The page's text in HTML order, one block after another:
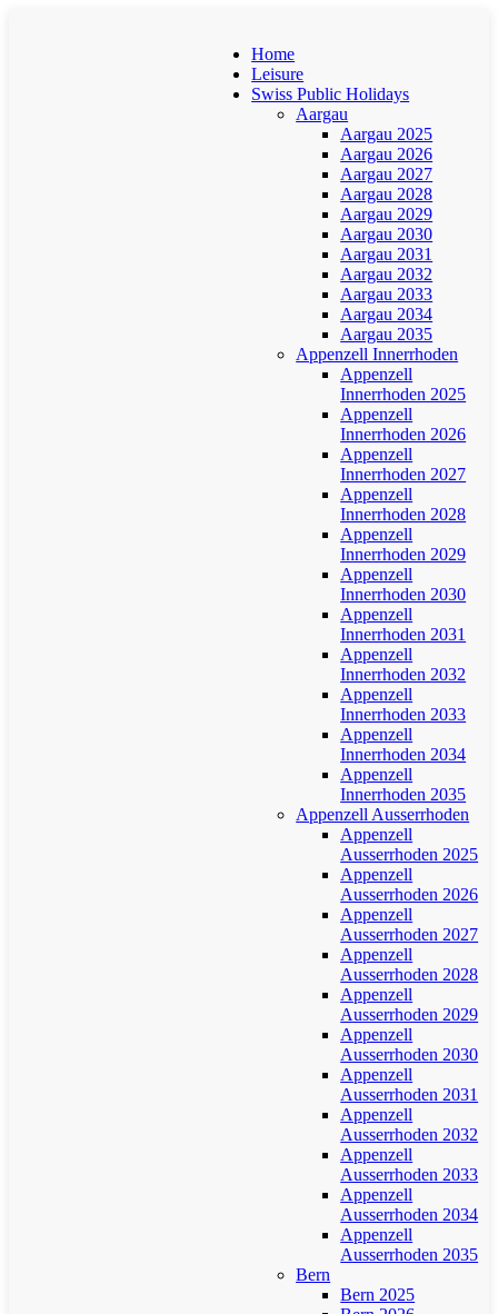
Home
Leisure
Swiss Public Holidays
Aargau
Aargau 2025
Aargau 2026
Aargau 2027
Aargau 2028
Aargau 2029
Aargau 2030
Aargau 2031
Aargau 2032
Aargau 2033
Aargau 2034
Aargau 2035
Appenzell Innerrhoden
Appenzell
Innerrhoden 2025
Appenzell
Innerrhoden 2026
Appenzell
Innerrhoden 2027
Appenzell
Innerrhoden 2028
Appenzell
Innerrhoden 2029
Appenzell
Innerrhoden 2030
Appenzell
Innerrhoden 2031
Appenzell
Innerrhoden 2032
Appenzell
Innerrhoden 2033
Appenzell
Innerrhoden 2034
Appenzell
Innerrhoden 2035
Appenzell Ausserrhoden
Appenzell
Ausserrhoden 2025
Appenzell
Ausserrhoden 2026
Appenzell
Ausserrhoden 2027
Appenzell
Ausserrhoden 2028
Appenzell
Ausserrhoden 2029
Appenzell
Ausserrhoden 2030
Appenzell
Ausserrhoden 2031
Appenzell
Ausserrhoden 2032
Appenzell
Ausserrhoden 2033
Appenzell
Ausserrhoden 2034
Appenzell
Ausserrhoden 2035
Bern
Bern 2025